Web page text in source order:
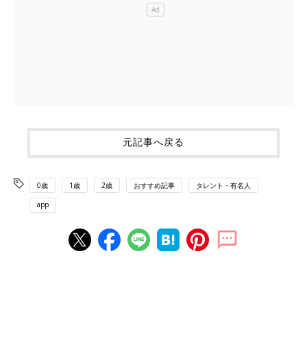
元記事へ戻る
0歳 1歳 2歳 おすすめ記事 タレント・有名人
app